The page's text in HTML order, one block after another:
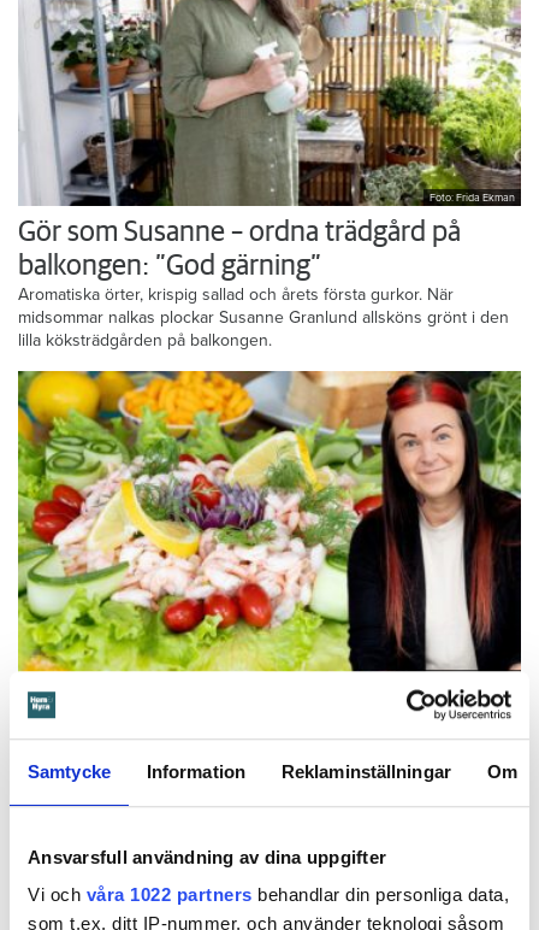
Samtycke Information Reklaminställningar Om
Ansvarsfull användning av dina uppgifter
Vi och våra 1022 partners behandlar din personliga data,
som t.ex. ditt IP-nummer, och använder teknologi såsom
Foto: Frida Ekman
Gör som Susanne – ordna trädgård på
balkongen: ”God gärning”
Aromatiska örter, krispig sallad och årets första gurkor. När
midsommar nalkas plockar Susanne Granlund allsköns grönt i den
lilla köksträdgården på balkongen.
Messi älskar Victorias smörgåstårta – trots
den galna ingrediensen
Formbrödsskivor i rader, krämiga fyllningar och krispiga grönsaker.